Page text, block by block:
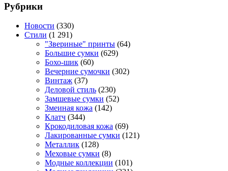
Рубрики
Новости (330)
Стили (1 291)
"Звериные" принты (64)
Большие сумки (629)
Бохо-шик (60)
Вечерние сумочки (302)
Винтаж (37)
Деловой стиль (230)
Замшевые сумки (52)
Змеиная кожа (142)
Клатч (344)
Крокодиловая кожа (69)
Лакированные сумки (121)
Металлик (128)
Меховые сумки (8)
Модные коллекции (101)